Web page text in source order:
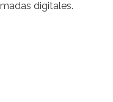
digitales.